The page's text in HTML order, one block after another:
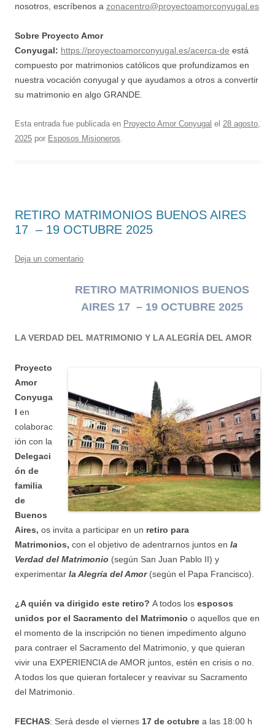
nosotros, escríbenos a zonacentro@proyectoamorconyugal.es
Sobre Proyecto Amor
Conyugal: https://proyectoamorconyugal.es/acerca-de está
compuesto por matrimonios católicos que profundizamos en
nuestra vocación conyugal y que ayudamos a otros a convertir
su matrimonio en algo GRANDE.
Esta entrada fue publicada en Proyecto Amor Conyugal el 28 agosto,
2025 por Esposos Misioneros
RETIRO MATRIMONIOS BUENOS AIRES
17 – 19 OCTUBRE 2025
Deja un comentario
RETIRO MATRIMONIOS BUENOS
AIRES 17 – 19 OCTUBRE 2025
LA VERDAD DEL MATRIMONIO Y LA ALEGRÍA DEL AMOR
Proyecto
Amor
Conyuga
l en
colaborac
ión con la
Delegaci
ón de
familia
de
Buenos
Aires, os invita a participar en un retiro para
Matrimonios, con el objetivo de adentrarnos juntos en la
Verdad del Matrimonio (según San Juan Pablo II) y
experimentar la Alegría del Amor(según el Papa Francisco).
¿A quién va dirigido este retiro? A todos los esposos
unidos por el Sacramento del Matrimonio o aquellos que en
el momento de la inscripción no tienen impedimento alguno
para contraer el Sacramento del Matrimonio, y que quieran
vivir una EXPERIENCIA de AMOR juntos, estén en crisis o no.
A todos los que quieran fortalecer y reavivar su Sacramento
del Matrimonio.
FECHAS: Será desde el viernes 17 de octubre a las 18:00 h